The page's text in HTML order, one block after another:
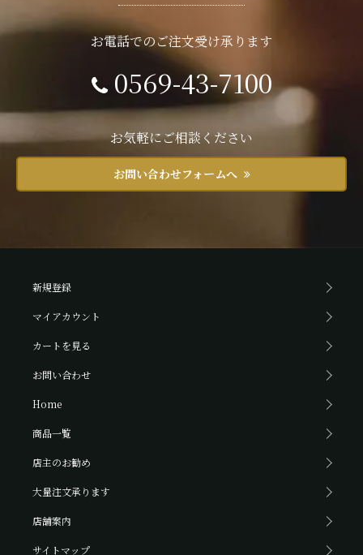
お電話でのご注文受け承ります
0569-43-7100
お気軽にご相談ください
お問い合わせフォームへ
新規登録
マイアカウント
カートを見る
お問い合わせ
Home
商品一覧
店主のお勧め
大量注文承ります
店舗案内
サイトマップ